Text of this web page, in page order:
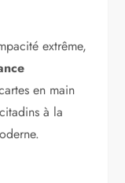
extrême,
en main
à la